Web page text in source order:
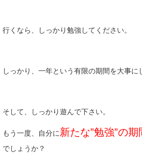
行くなら、しっかり勉強してください。
しっかり、一年という有限の期間を大事に
そして、しっかり遊んで下さい。
もう一度、自分に新たな”勉強”の期
でしょうか？